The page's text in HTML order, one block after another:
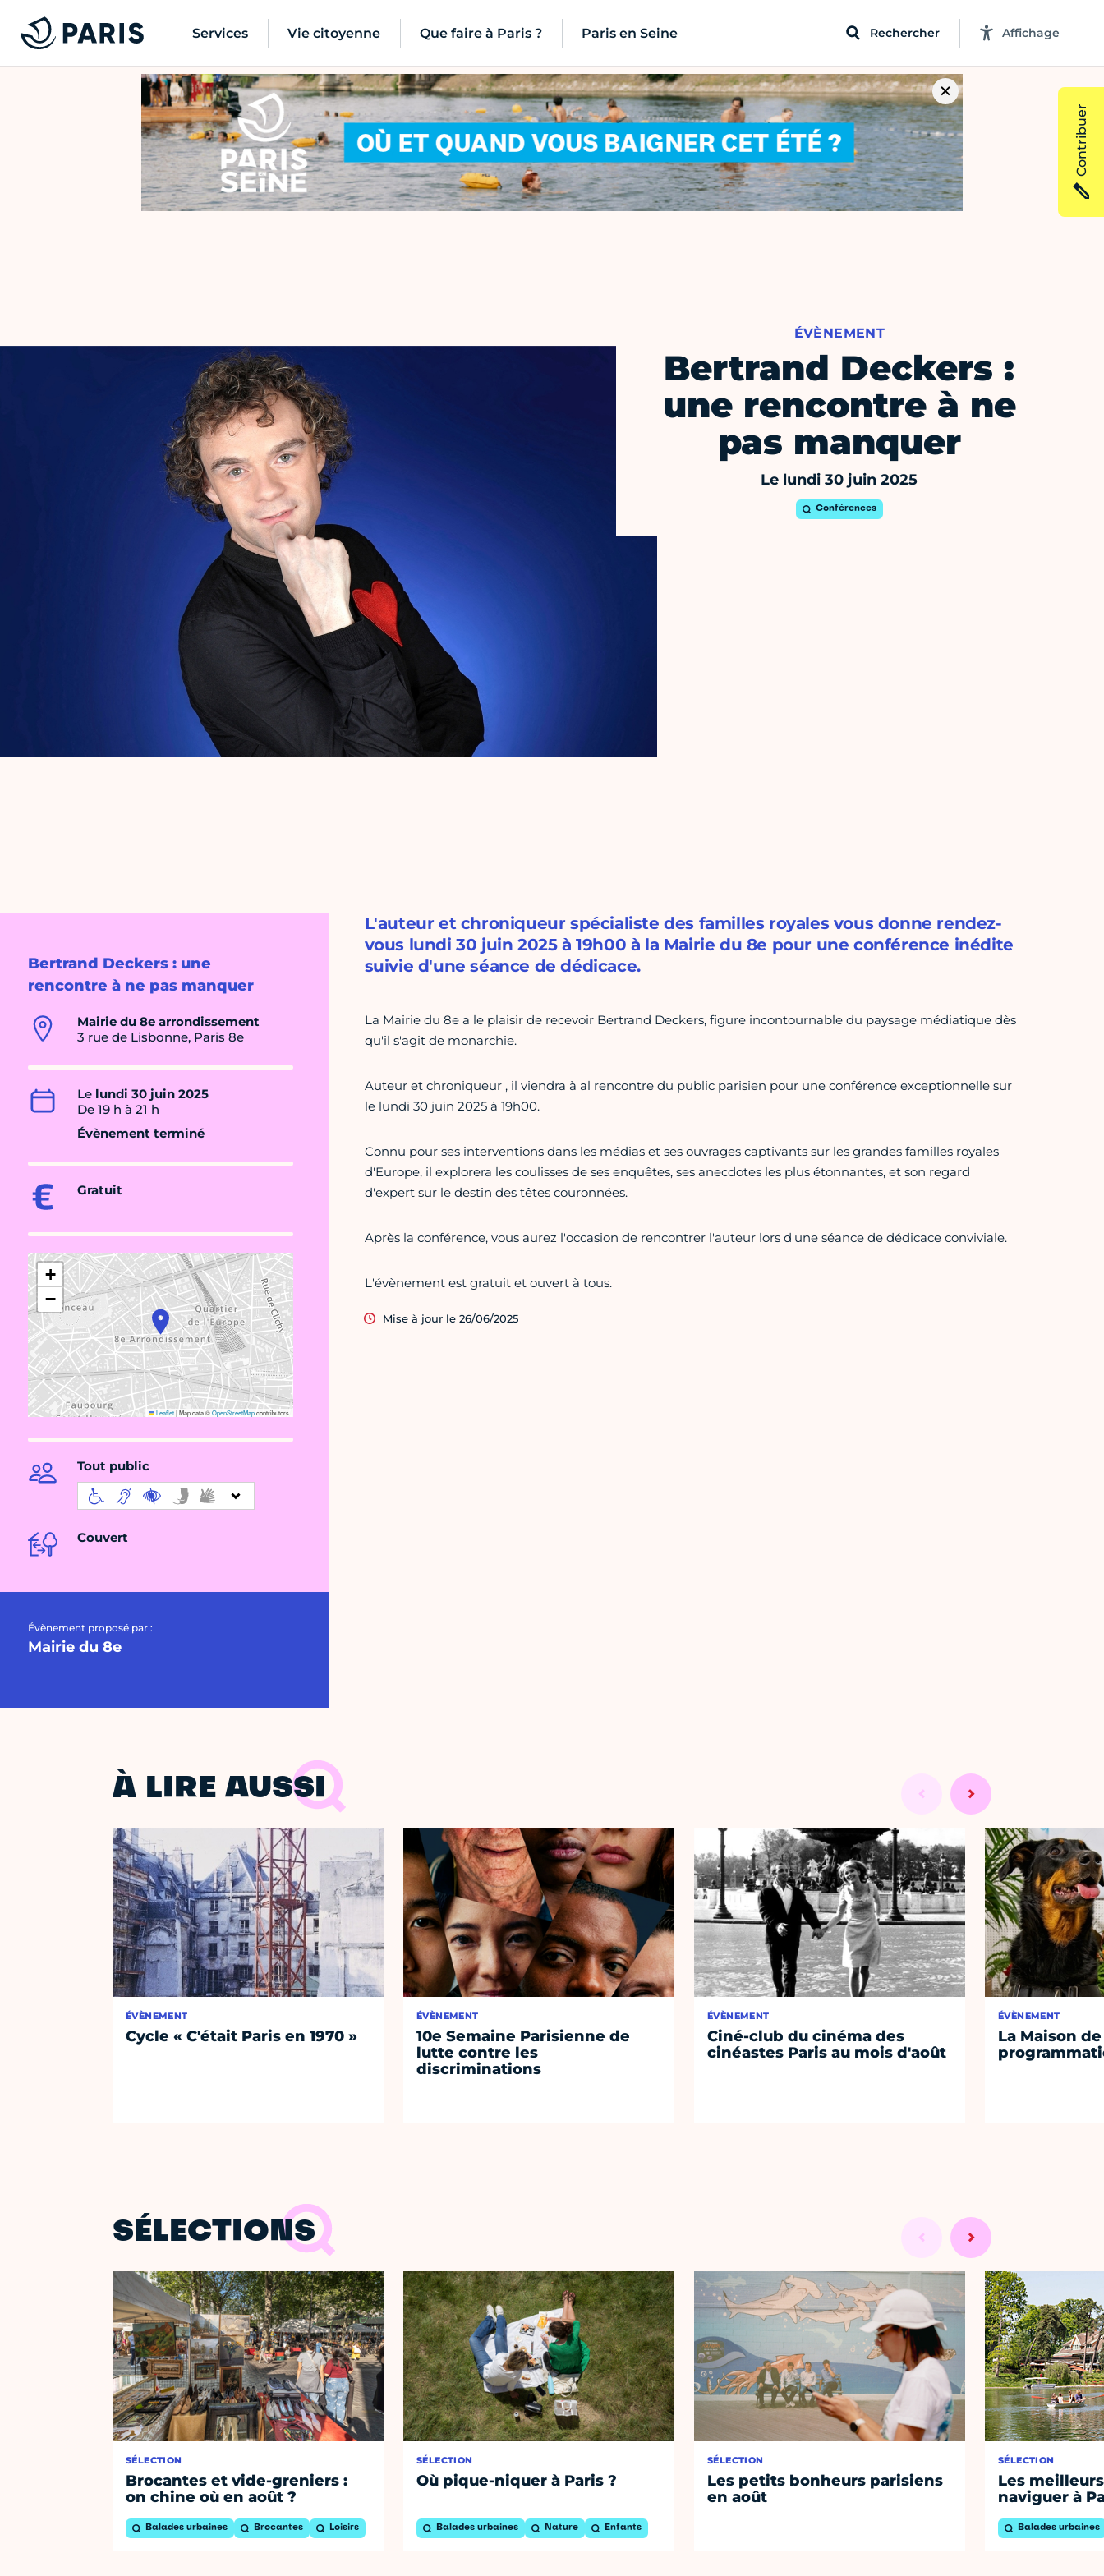
Services Vie citoyenne Que faire à Paris ? Paris en Seine Rechercher Affichage
ÉVÈNEMENT
Bertrand Deckers :
une rencontre à ne
pas manquer
Le lundi 30 juin 2025
Conférences
Bertrand Deckers : une
rencontre à ne pas manquer
Mairie du 8e arrondissement
3 rue de Lisbonne, Paris 8e
Le lundi 30 juin 2025
De 19 h à 21 h
Évènement terminé
Gratuit
+
−
Leaflet|Map data ©OpenStreetMapcontributors
Tout public
Couvert
Évènement proposé par :
Mairie du 8e
L'auteur et chroniqueur spécialiste des familles royales vous donne rendez-
vous lundi 30 juin 2025 à 19h00 à la Mairie du 8e pour une conférence inédite
suivie d'une séance de dédicace.
La Mairie du 8e a le plaisir de recevoir Bertrand Deckers, figure incontournable du paysage médiatique dès
qu'il s'agit de monarchie.
Auteur et chroniqueur , il viendra à al rencontre du public parisien pour une conférence exceptionnelle sur
le lundi 30 juin 2025 à 19h00.
Connu pour ses interventions dans les médias et ses ouvrages captivants sur les grandes familles royales
d'Europe, il explorera les coulisses de ses enquêtes, ses anecdotes les plus étonnantes, et son regard
d'expert sur le destin des têtes couronnées.
Après la conférence, vous aurez l'occasion de rencontrer l'auteur lors d'une séance de dédicace conviviale.
L'évènement est gratuit et ouvert à tous.
Mise à jour le 26/06/2025
À LIRE AUSSI
ÉVÈNEMENT
Cycle « C'était Paris en 1970 »
ÉVÈNEMENT
10e Semaine Parisienne de
lutte contre les
discriminations
ÉVÈNEMENT
Ciné-club du cinéma des
cinéastes Paris au mois d'août
ÉVÈNEMENT
La Maison
SÉLECTIONS
SÉLECTION
Brocantes et vide-greniers :
on chine où en août ?
Balades urbaines Brocantes Loisirs
SÉLECTION
Où pique-niquer à Paris ?
Balades urbaines Nature Enfants
SÉLECTION
Les petits bonheurs parisiens
en août
SÉLECTION
Les
naviguer à
Balades urbaines
Contribuer